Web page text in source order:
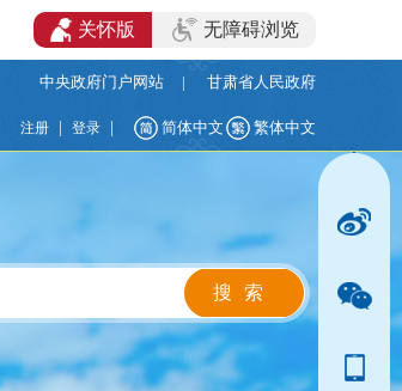
关怀版 无障碍浏览
中央政府门户网站 | 甘肃省人民政府
注册 登录 简体中文 繁体中文